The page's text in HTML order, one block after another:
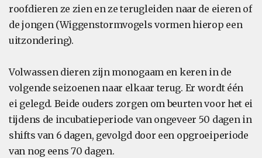
roofdieren ze zien en ze terugleiden naar de eieren of
de jongen (Wiggenstormvogels vormen hierop een
uitzondering).
Volwassen dieren zijn monogaam en keren in de
volgende seizoenen naar elkaar terug. Er wordt één
ei gelegd. Beide ouders zorgen om beurten voor het ei
tijdens de incubatieperiode van ongeveer 50 dagen in
shifts van 6 dagen, gevolgd door een opgroeiperiode
van nog eens 70 dagen.